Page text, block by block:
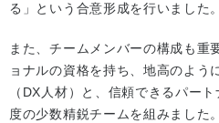
る」という合意形成を行いました。
また、チームメンバーの構成も重
ョナルの資格を持ち、地高のよう
（DX人材）と、信頼できるパー
度の少数精鋭チームを組みました